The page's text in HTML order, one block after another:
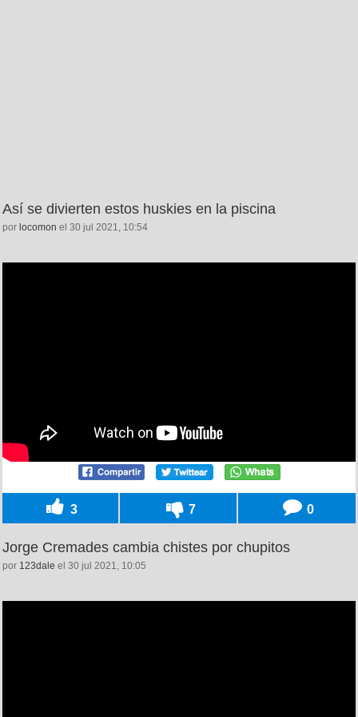
Así se divierten estos huskies en la piscina
por locomon el 30 jul 2021, 10:54
3 7 0
Jorge Cremades cambia chistes por chupitos
por 123dale el 30 jul 2021, 10:05